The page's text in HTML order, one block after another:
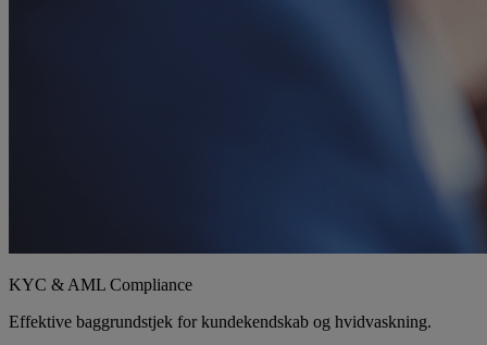
KYC & AML Compliance
Effektive baggrundstjek for kundekendskab og hvidvaskning.